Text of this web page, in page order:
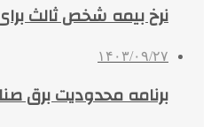
نرخ بیمه شخص ثالث برای سال
۱۴۰۳/۰۹/۲۷
برنامه محدودیت برق